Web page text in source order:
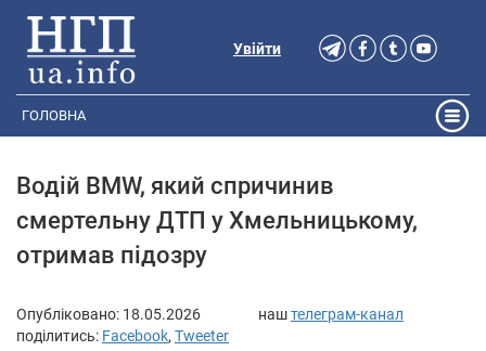
Увійти
ГОЛОВНА
Водій BMW, який спричинив
смертельну ДТП у Хмельницькому,
отримав підозру
Опубліковано: 18.05.2026 наштелеграм-канал
поділитись: Facebook, Tweeter